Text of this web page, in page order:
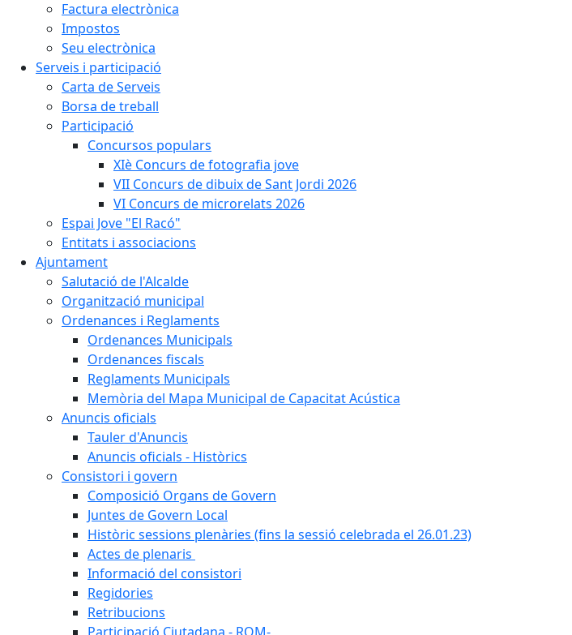
Factura electrònica
Impostos
Seu electrònica
Serveis i participació
Carta de Serveis
Borsa de treball
Participació
Concursos populars
XIè Concurs de fotografia jove
VII Concurs de dibuix de Sant Jordi 2026
VI Concurs de microrelats 2026
Espai Jove "El Racó"
Entitats i associacions
Ajuntament
Salutació de l'Alcalde
Organització municipal
Ordenances i Reglaments
Ordenances Municipals
Ordenances fiscals
Reglaments Municipals
Memòria del Mapa Municipal de Capacitat Acústica
Anuncis oficials
Tauler d'Anuncis
Anuncis oficials - Històrics
Consistori i govern
Composició Organs de Govern
Juntes de Govern Local
Històric sessions plenàries (fins la sessió celebrada el 26.01.23)
Actes de plenaris
Informació del consistori
Regidories
Retribucions